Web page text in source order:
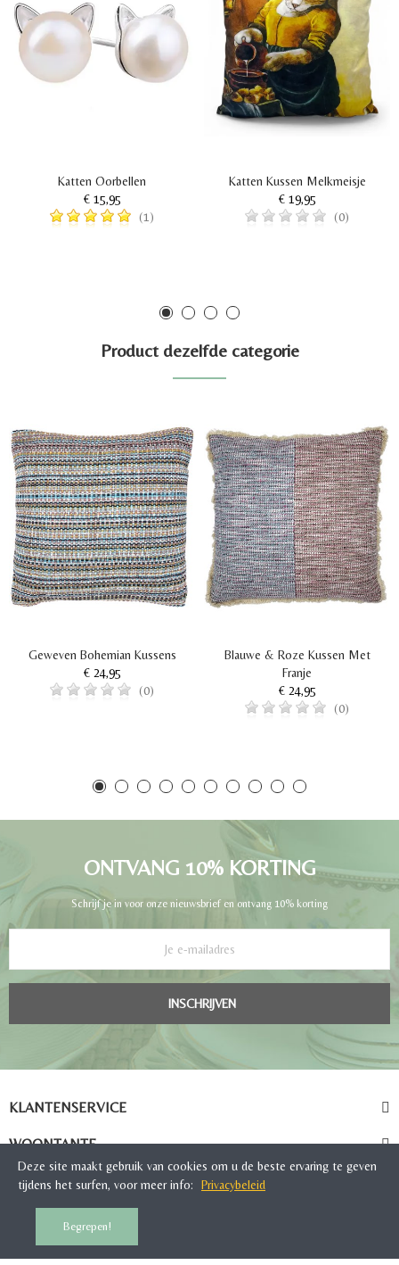
Katten Oorbellen
€ 15,95
(1)
Katten Kussen Melkmeisje
€ 19,95
(0)
Product dezelfde categorie
Geweven Bohemian Kussens
€ 24,95
(0)
Blauwe & Roze Kussen Met
Franje
€ 24,95
(0)
ONTVANG 10% KORTING
Schrijf je in voor onze nieuwsbrief en ontvang 10% korting
INSCHRIJVEN
KLANTENSERVICE
WOONTANTE
Deze site maakt gebruik van cookies om u de beste ervaring te geven
tijdens het surfen, voor meer info:
Privacybeleid
Begrepen!